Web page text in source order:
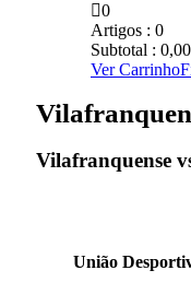
0
Artigos : 0
Subtotal : 0,00
Ver Carrinho
Vilafranquense
União